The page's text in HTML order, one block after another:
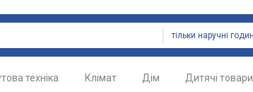
техніка Клімат Дім Дитячі товари